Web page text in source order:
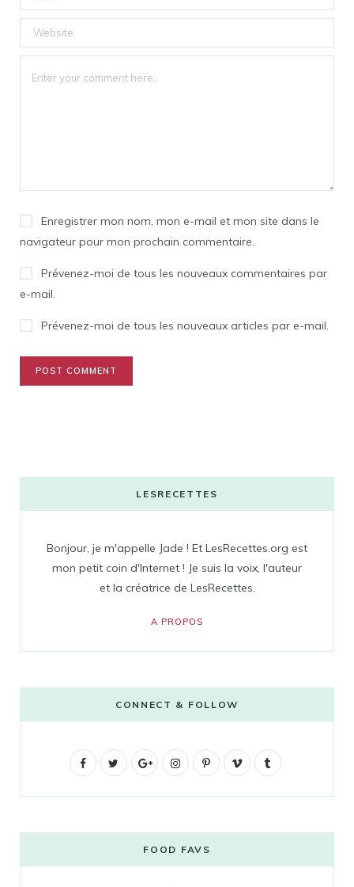
Enregistrer mon nom, mon e-mail et mon site dans le
navigateur pour mon prochain commentaire.
Prévenez-moi de tous les nouveaux commentaires par
e-mail.
Prévenez-moi de tous les nouveaux articles par e-mail.
LESRECETTES
Bonjour, je m'appelle Jade ! Et LesRecettes.org est
mon petit coin d'Internet ! Je suis la voix, l'auteur
et la créatrice de LesRecettes.
A PROPOS
CONNECT & FOLLOW
F
b
t
G
g
l
I
t
a
P
e
V
o
l
FOOD FAVS